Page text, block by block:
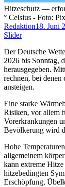
Hitzeschutz —
° Celsius - Foto:
Redaktion18. Juni
Slider
Der Deutsche
2026 bis Sonntag,
herausgegeben.
rechnen, bei denen
ansteigen.
Eine starke
Risiken, vor allem
Vorerkrankungen
Bevölkerung wird
Hohe
allgemeinem
kann extreme
hitzebedingten
Erschöpfung,